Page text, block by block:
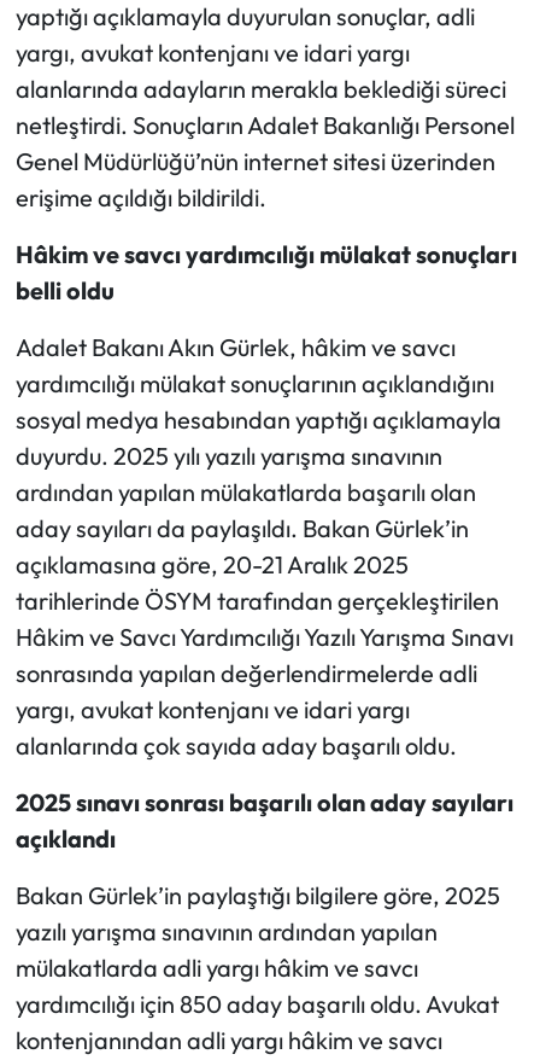
yaptığı açıklamayla duyurulan sonuçlar, adli
yargı, avukat kontenjanı ve idari yargı
alanlarında adayların merakla beklediği süreci
netleştirdi. Sonuçların Adalet Bakanlığı Personel
Genel Müdürlüğü’nün internet sitesi üzerinden
erişime açıldığı bildirildi.
Hâkim ve savcı yardımcılığı mülakat sonuçları
belli oldu
Adalet Bakanı Akın Gürlek, hâkim ve savcı
yardımcılığı mülakat sonuçlarının açıklandığını
sosyal medya hesabından yaptığı açıklamayla
duyurdu. 2025 yılı yazılı yarışma sınavının
ardından yapılan mülakatlarda başarılı olan
aday sayıları da paylaşıldı. Bakan Gürlek’in
açıklamasına göre, 20-21 Aralık 2025
tarihlerinde ÖSYM tarafından gerçekleştirilen
Hâkim ve Savcı Yardımcılığı Yazılı Yarışma Sınavı
sonrasında yapılan değerlendirmelerde adli
yargı, avukat kontenjanı ve idari yargı
alanlarında çok sayıda aday başarılı oldu.
2025 sınavı sonrası başarılı olan aday sayıları
açıklandı
Bakan Gürlek’in paylaştığı bilgilere göre, 2025
yazılı yarışma sınavının ardından yapılan
mülakatlarda adli yargı hâkim ve savcı
yardımcılığı için 850 aday başarılı oldu. Avukat
kontenjanından adli yargı hâkim ve savcı
Teknoloji